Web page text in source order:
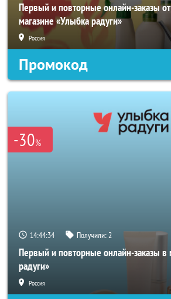
Первый и повторные онлайн-заказы
магазине «Улыбка радуги»
Россия
Промокод
-30%
14:44:33 Получили:2
Первый и повторные онлайн-заказы в
радуги»
Россия